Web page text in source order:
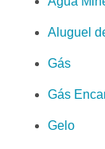
Aluguel
Gás
Gás
Gelo